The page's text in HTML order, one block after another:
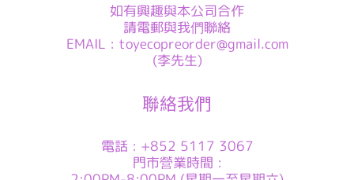
如有興趣與本公司合作
請電郵與我們聯絡
EMAIL : toyecopreorder@gmail.com
(李先生)
聯絡我們
電話 : +852 5117 3067
門市營業時間 :